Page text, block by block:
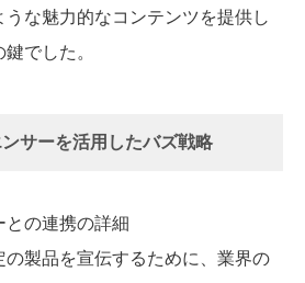
な魅力的なコンテンツを提供し
でした。
サーを活用したバズ戦略
との連携の詳細
の製品を宣伝するために、業界の